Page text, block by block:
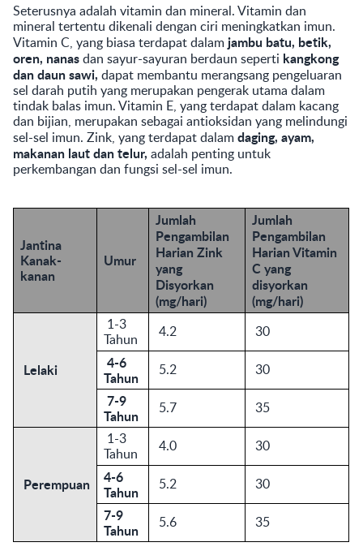
Seterusnya adalah vitamin dan mineral. Vitamin dan
mineral tertentu dikenali dengan ciri meningkatkan imun.
Vitamin C, yang biasa terdapat dalamjambu batu, betik,
oren, nanasdan sayur-sayuran berdaun seperti kangkong
dan daun sawi, dapat membantu merangsang pengeluaran
sel darah putih yang merupakan pengerak utama dalam
tindak balas imun. Vitamin E, yang terdapat dalam kacang
dan bijian, merupakan sebagai antioksidan yang melindungi
sel-sel imun. Zink, yang terdapat dalamdaging, ayam,
makanan laut dan telur, adalah penting untuk
perkembangan dan fungsi sel-sel imun.
Jantina
Kanak-
kanan
Umur
Jumlah
Pengambilan
Harian Zink
yang
Disyorkan
(mg/hari)
Jumlah
Pengambilan
Harian Vitamin
C yang
disyorkan
(mg/hari)
Lelaki
1-3
Tahun
4.2 30
4-6
Tahun
5.2 30
7-9
Tahun
5.7 35
Perempuan
1-3
Tahun
4.0 30
4-6
Tahun
5.2 30
7-9
Tahun
5.6 35